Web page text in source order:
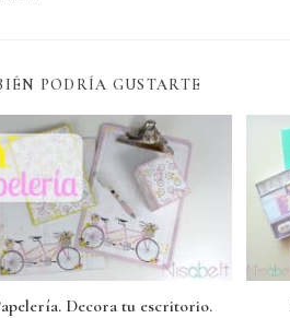
PODRÍA GUSTARTE
Decora tu escritorio.